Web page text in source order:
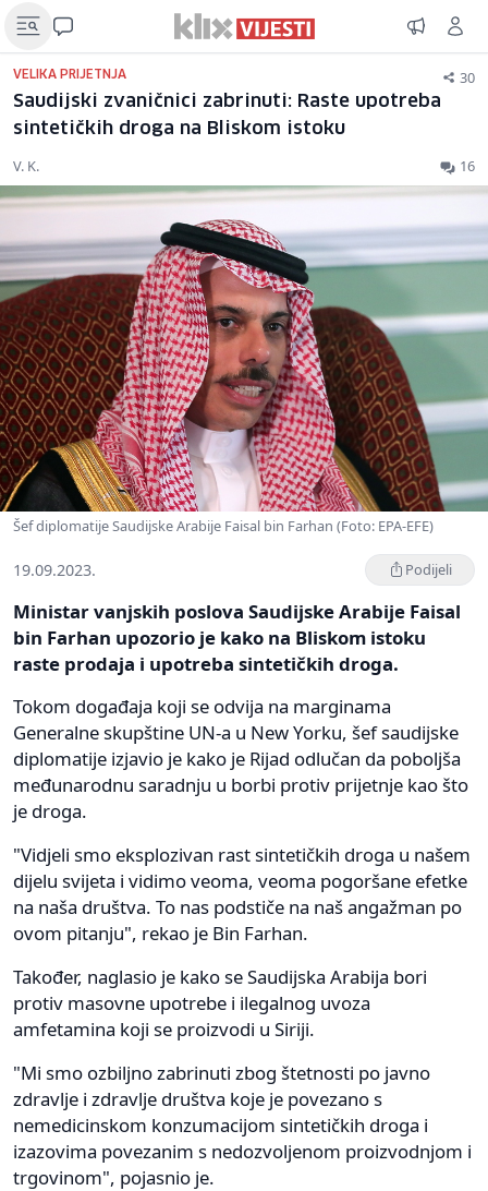
VELIKA PRIJETNJA 30
Saudijski zvaničnici zabrinuti: Raste upotreba
sintetičkih droga na Bliskom istoku
V. K. 16
Šef diplomatije Saudijske Arabije Faisal bin Farhan (Foto: EPA-EFE)
19.09.2023. Podijeli
Ministar vanjskih poslova Saudijske Arabije Faisal
bin Farhan upozorio je kako na Bliskom istoku
raste prodaja i upotreba sintetičkih droga.
Tokom događaja koji se odvija na marginama
Generalne skupštine UN-a u New Yorku, šef saudijske
diplomatije izjavio je kako je Rijad odlučan da poboljša
međunarodnu saradnju u borbi protiv prijetnje kao što
je droga.
"Vidjeli smo eksplozivan rast sintetičkih droga u našem
dijelu svijeta i vidimo veoma, veoma pogoršane efetke
na naša društva. To nas podstiče na naš angažman po
ovom pitanju", rekao je Bin Farhan.
Također, naglasio je kako se Saudijska Arabija bori
protiv masovne upotrebe i ilegalnog uvoza
amfetamina koji se proizvodi u Siriji.
"Mi smo ozbiljno zabrinuti zbog štetnosti po javno
zdravlje i zdravlje društva koje je povezano s
nemedicinskom konzumacijom sintetičkih droga i
izazovima povezanim s nedozvoljenom proizvodnjom i
trgovinom", pojasnio je.